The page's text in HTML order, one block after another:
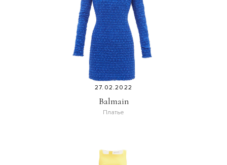
27.02.2022
Balmain
Платье